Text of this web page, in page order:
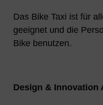
Das Bike Taxi ist für
geeignet und die
Bike benutzen.
Design & Innovation